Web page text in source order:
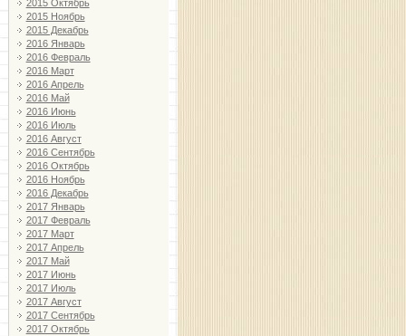
2015 Октябрь
2015 Ноябрь
2015 Декабрь
2016 Январь
2016 Февраль
2016 Март
2016 Апрель
2016 Май
2016 Июнь
2016 Июль
2016 Август
2016 Сентябрь
2016 Октябрь
2016 Ноябрь
2016 Декабрь
2017 Январь
2017 Февраль
2017 Март
2017 Апрель
2017 Май
2017 Июнь
2017 Июль
2017 Август
2017 Сентябрь
2017 Октябрь